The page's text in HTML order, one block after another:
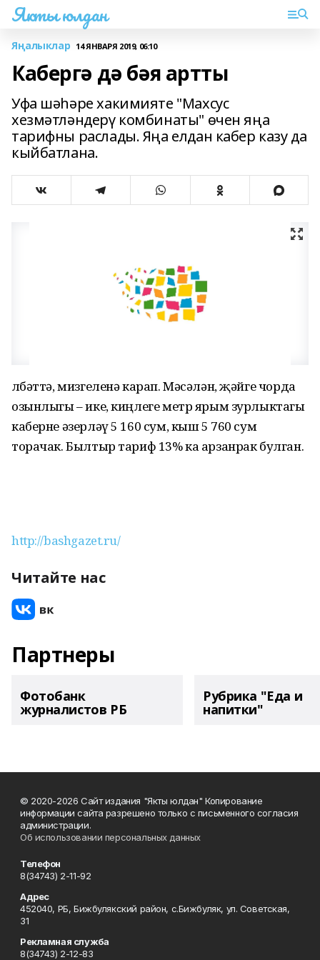
Якты юлдан
Яңалыклар 14 ЯНВАРЯ 2019, 06:10
Кабергә дә бәя артты
Уфа шәһәре хакимияте "Махсус
хезмәтләндерү комбинаты" өчен яңа
тарифны раслады. Яңа елдан кабер казу да
кыйбатлана.
Әлбәттә, мизгеленә карап. Мәсәлән, җәйге чорда
озынлыгы – ике, киңлеге метр ярым зурлыктагы
каберне әзерләү 5 160 сум, кыш 5 760 сум
торачак. Былтыр тариф 13% ка арзанрак булган.
http://bashgazet.ru/
Читайте нас
Партнеры
Фотобанк
журналистов РБ
Рубрика "Еда и
напитки"
© 2020-2026 Сайт издания "Якты юлдан" Копирование
информации сайта разрешено только с письменного согласия
администрации.
Об использовании персональных данных
Телефон
8(34743) 2-11-92
Адрес
452040, РБ, Бижбулякский район, с.Бижбуляк, ул. Советская,
31
Рекламная служба
8(34743) 2-12-83